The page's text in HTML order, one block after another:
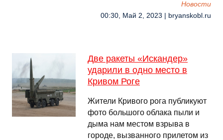
Новости
00:30, Май 2, 2023 | bryanskobl.ru
Две ракеты «Искандер»
ударили в одно место в
Кривом Роге
Жители Кривого рога публикуют
фото большого облака пыли и
дыма нам местом взрыва в
городе, вызванного прилетом из